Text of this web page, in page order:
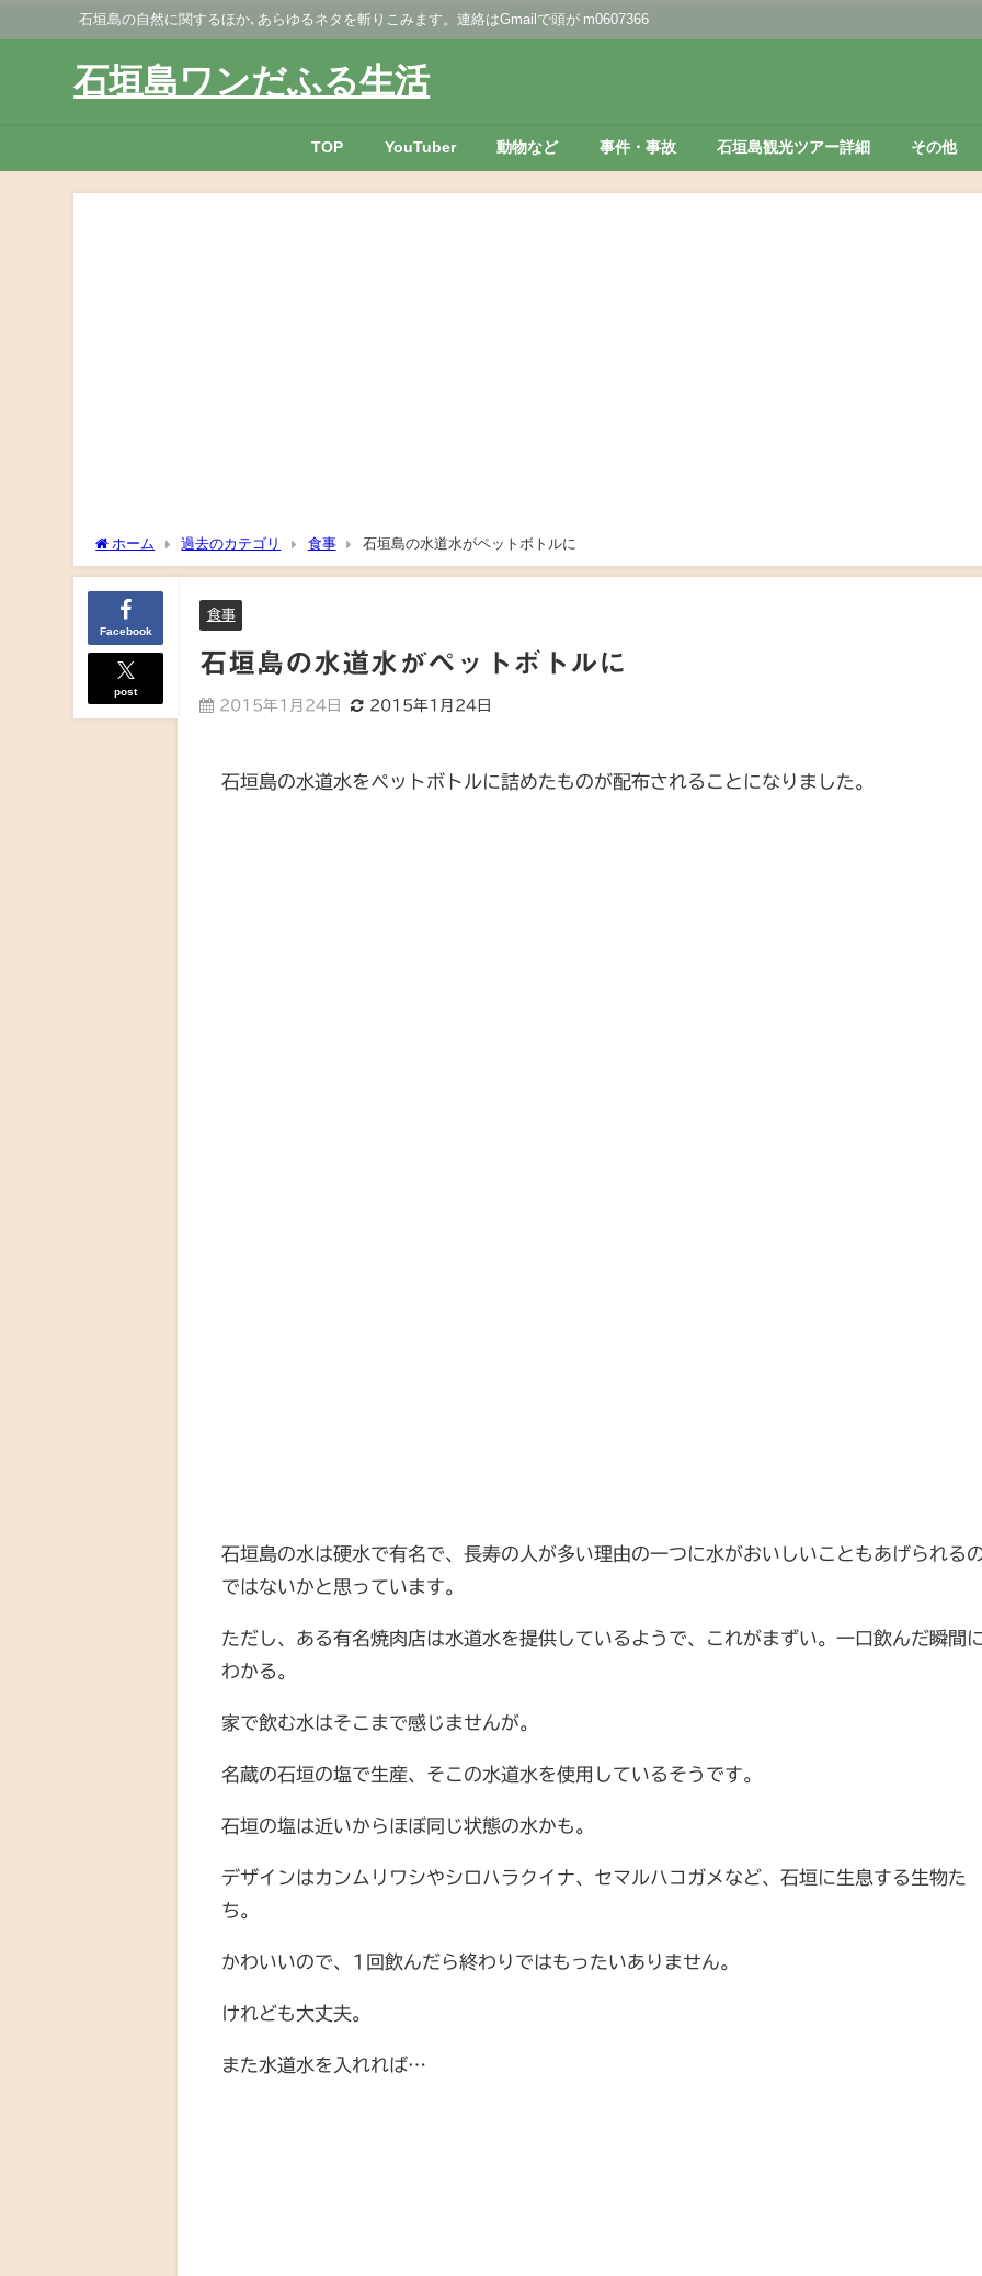
石垣島の自然に関するほか､あらゆるネタを斬りこみます。連絡はGmailで頭が m0607366
石垣島ワンだふる生活
TOP YouTuber 動物など 事件・事故 石垣島観光ツアー詳細 その他
ホーム 過去のカテゴリ 食事 石垣島の水道水がペットボトルに
Facebook
post
食事
石垣島の水道水がペットボトルに
2015年1月24日 2015年1月24日
石垣島の水道水をペットボトルに詰めたものが配布されることになりました。
石垣島の水は硬水で有名で、長寿の人が多い理由の一つに水がおいしいこともあげられる
ではないかと思っています。
ただし、ある有名焼肉店は水道水を提供しているようで、これがまずい。一口飲んだ瞬間
わかる。
家で飲む水はそこまで感じませんが。
名蔵の石垣の塩で生産、そこの水道水を使用しているそうです。
石垣の塩は近いからほぼ同じ状態の水かも。
デザインはカンムリワシやシロハラクイナ、セマルハコガメなど、石垣に生息する生物た
ち。
かわいいので、1回飲んだら終わりではもったいありません。
けれども大丈夫。
また水道水を入れれば…